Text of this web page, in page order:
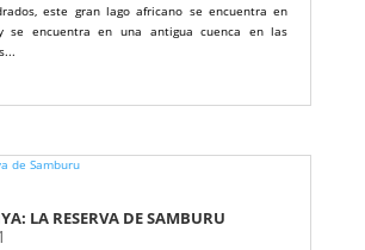
este gran lago africano se encuentra en
se encuentra en una antigua cuenca en las
LA RESERVA DE SAMBURU